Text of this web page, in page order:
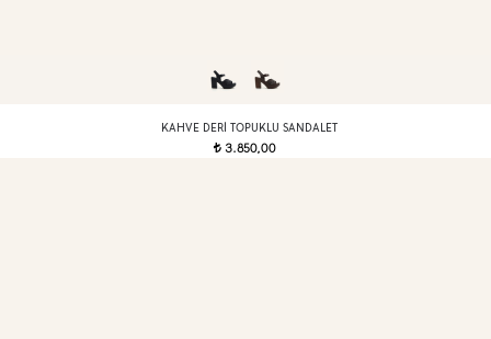
KAHVE DERI TOPUKLU SANDALET
t3.850,00